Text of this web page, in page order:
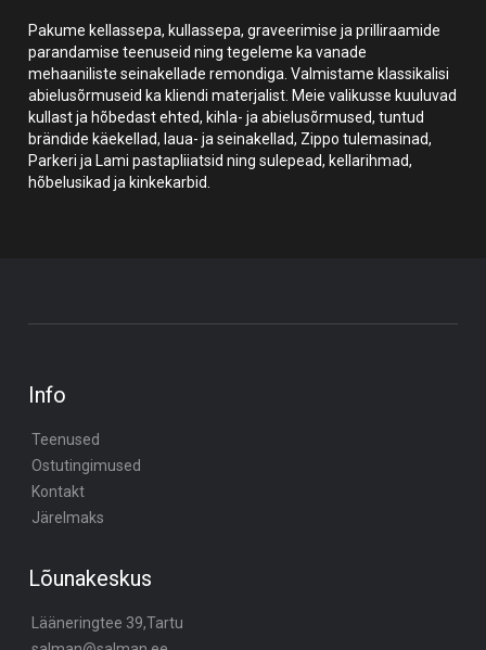
Pakume kellassepa, kullassepa, graveerimise ja prilliraamide
parandamise teenuseid ning tegeleme ka vanade
mehaaniliste seinakellade remondiga. Valmistame klassikalisi
abielusõrmuseid ka kliendi materjalist. Meie valikusse kuuluvad
kullast ja hõbedast ehted, kihla- ja abielusõrmused, tuntud
brändide käekellad, laua- ja seinakellad, Zippo tulemasinad,
Parkeri ja Lami pastapliiatsid ning sulepead, kellarihmad,
hõbelusikad ja kinkekarbid.
Info
Teenused
Ostutingimused
Kontakt
Järelmaks
Lõunakeskus
Lääneringtee 39,Tartu